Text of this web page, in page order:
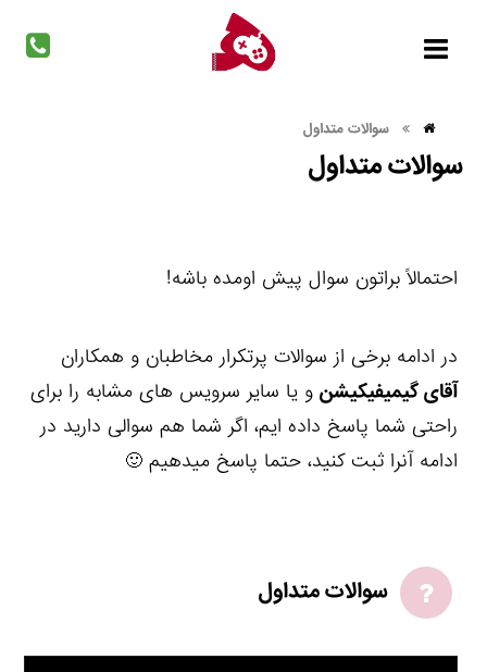
سوالات متداول
سوالات متداول
احتمالاً براتون سوال پیش اومده باشه!
در ادامه برخی از سوالات پرتکرار مخاطبان و همکاران
آقای گیمیفیکیشن و یا سایر سرویس های مشابه را برای
راحتی شما پاسخ داده ایم، اگر شما هم سوالی دارید در
ادامه آنرا ثبت کنید، حتما پاسخ میدهیم 🙂
سوالات متداول